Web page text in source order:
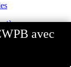
avec